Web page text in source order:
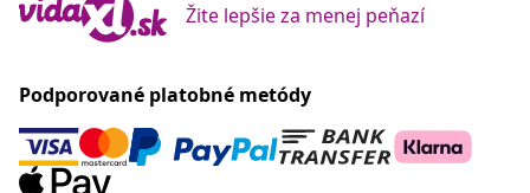
Žite lepšie za menej peňazí
Podporované platobné metódy